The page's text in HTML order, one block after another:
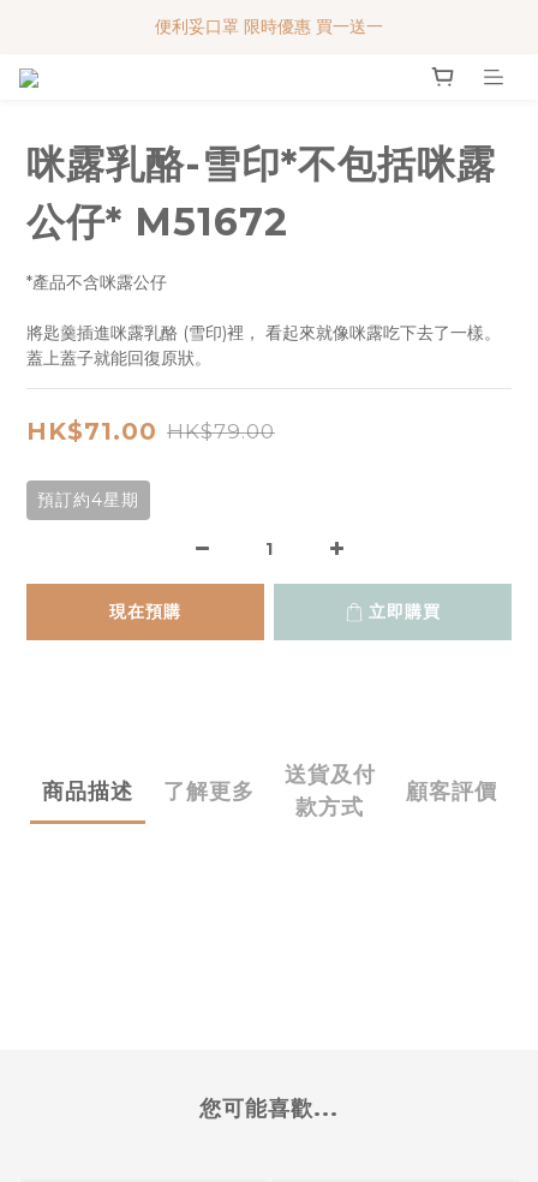
便利妥口罩 限時優惠 買一送一
便利妥口罩 限時優惠 買一送一
咪露乳酪-雪印*不包括咪露
公仔* M51672
*產品不含咪露公仔
將匙羹插進咪露乳酪 (雪印)裡， 看起來就像咪露吃下去了一樣。
蓋上蓋子就能回復原狀。
HK$71.00 HK$79.00
預訂約4星期
現在預購 立即購買
商品描述 了解更多
送貨及付
款方式
顧客評價
您可能喜歡...